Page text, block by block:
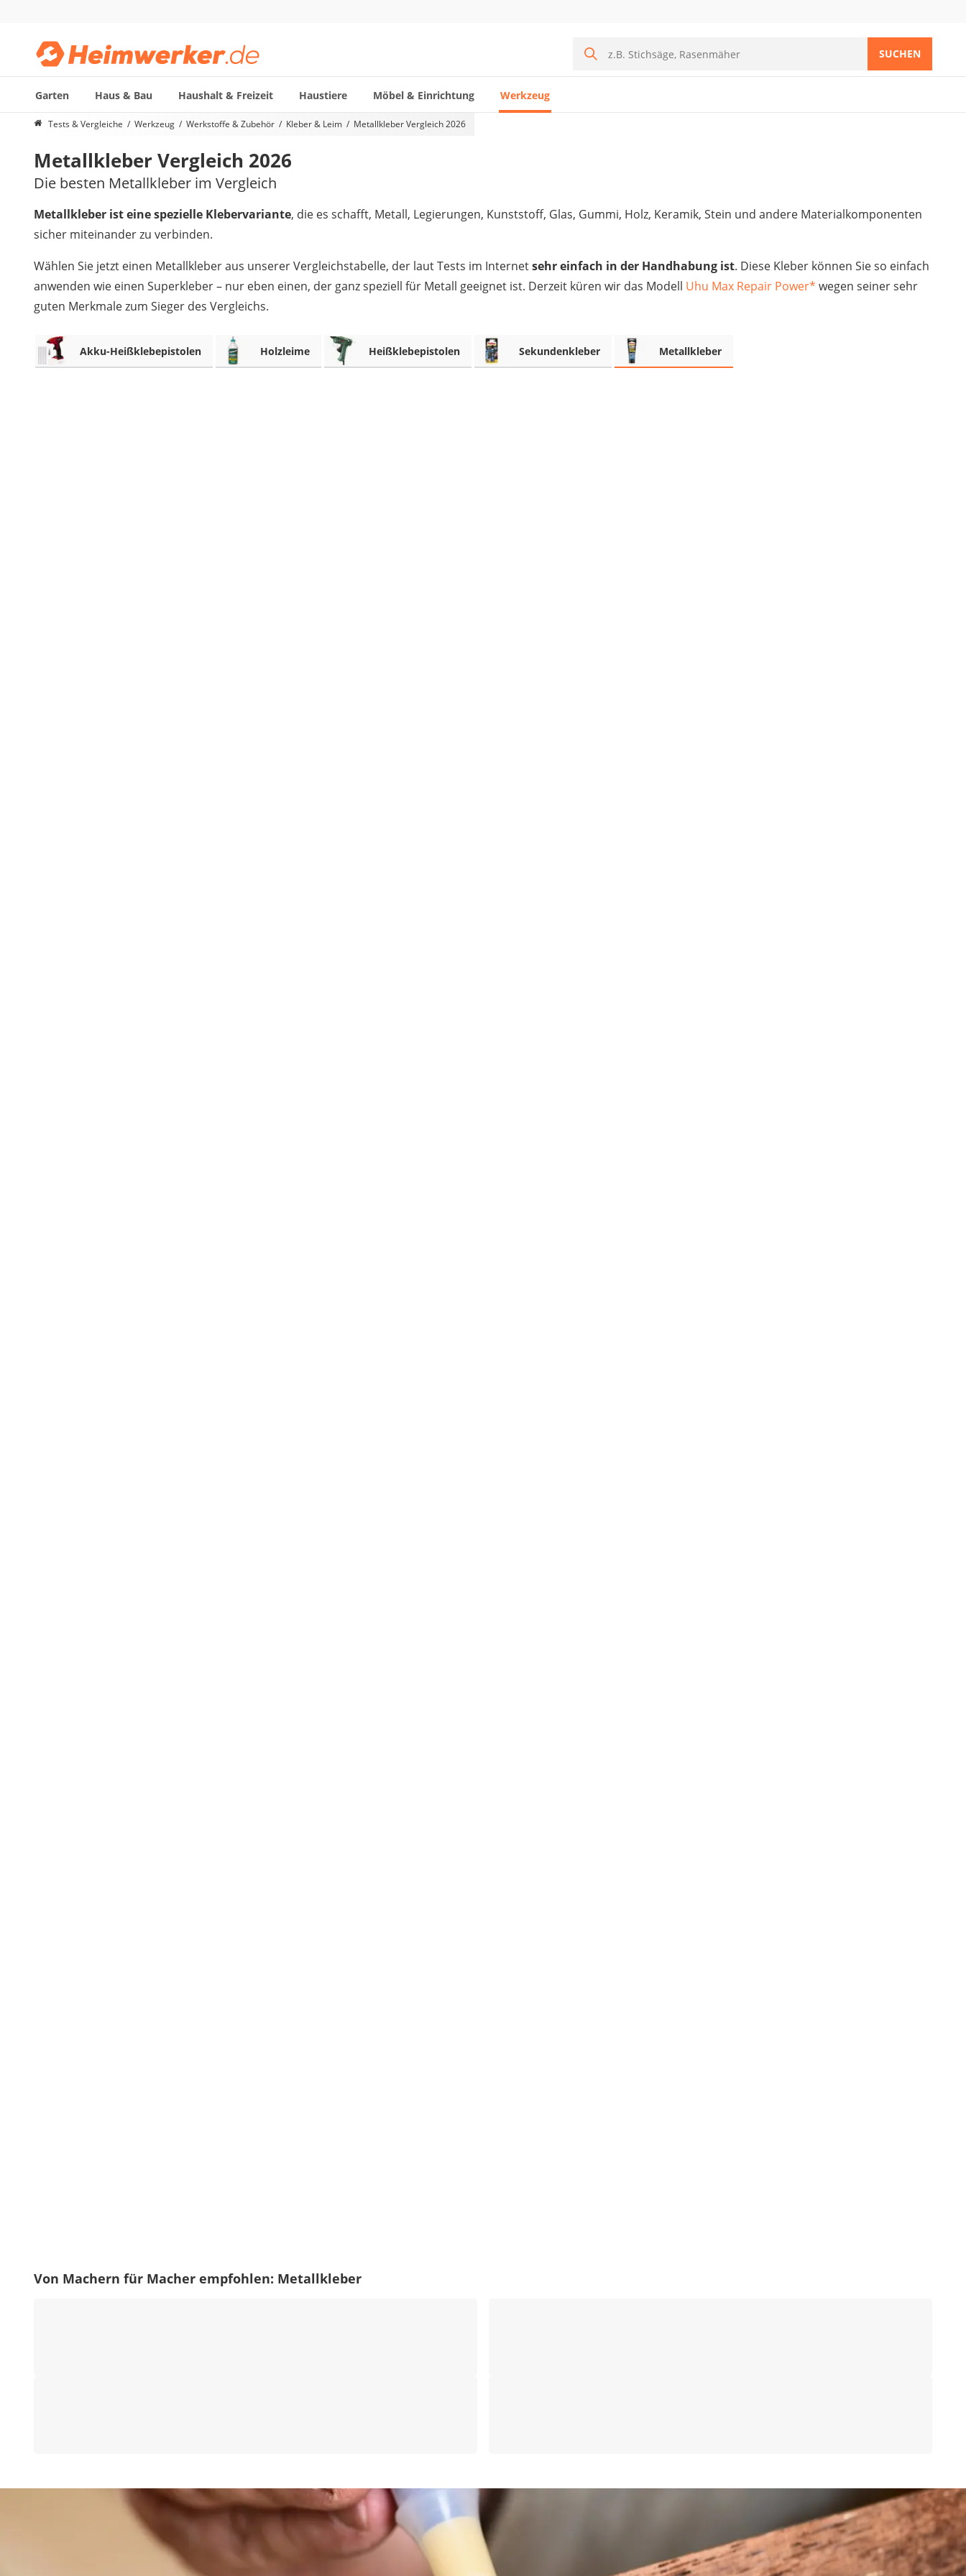
SUCHEN
Garten Haus & Bau Haushalt & Freizeit Haustiere Möbel & Einrichtung Werkzeug
Die beliebtesten Vergleiche nach Kategorie
Feuchtigkeitsmessgerät
Alkoholtester
Endoskop-Kamera
Nadelentroster
Winkelschleifer-230-mm
Metalldetektor (Kinder)
Geigerzähler
Bitset
Metallbandsäge
Akku-Schlagbohrschrauber
Aluleiter
Schallpegelmessgerät
Tests & Vergleiche Werkzeug Werkstoffe & Zubehör Kleber & Leim Metallkleber Vergleich 2026
Metallkleber Vergleich 2026
Die besten Metallkleber im Vergleich
Metallkleber ist eine spezielle Klebervariante, die es schafft, Metall, Legierungen, Kunststoff, Glas, Gummi, Holz, Keramik, Stein und andere Materialkomponenten
sicher miteinander zu verbinden.
Wählen Sie jetzt einen Metallkleber aus unserer Vergleichstabelle, der laut Tests im Internetsehr einfach in der Handhabung ist. Diese Kleber können Sie so einfach
anwenden wie einen Superkleber – nur eben einen, der ganz speziell für Metall geeignet ist. Derzeit küren wir das Modell Uhu Max Repair Power* wegen seiner sehr
guten Merkmale zum Sieger des Vergleichs.
Akku-Heißklebepistolen Holzleime Heißklebepistolen Sekundenkleber Metallkleber
Von Machern für Macher empfohlen: Metallkleber